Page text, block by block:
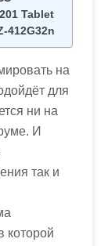
Tablet
412G32n
на
для
ни на
И
так и
которой